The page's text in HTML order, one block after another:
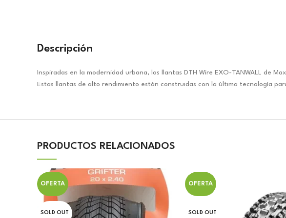
Descripción
Inspiradas en la modernidad urbana, las llantas DTH Wire EXO-TANWALL de
Estas llantas de alto rendimiento están construidas con la última tecnología
PRODUCTOS RELACIONADOS
OFERTA
SOLD OUT
OFERTA
SOLD OUT